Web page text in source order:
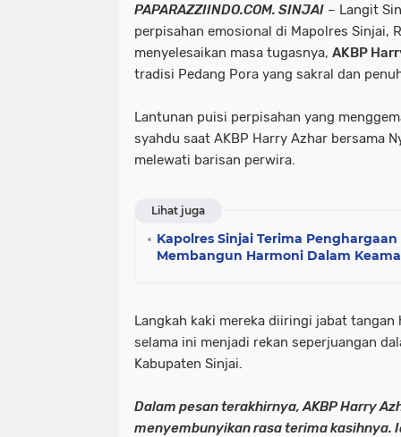
PAPARAZZIINDO.COM. ​SINJAI – Langit
perpisahan emosional di Mapolres Sinjai,
menyelesaikan masa tugasnya, AKBP
tradisi Pedang Pora yang sakral dan
​Lantunan puisi perpisahan yang
syahdu saat AKBP Harry Azhar bersama
melewati barisan perwira.
Lihat juga
Kapolres Sinjai Terima
Membangun Harmoni Dalam
Langkah kaki mereka diiringi jabat
selama ini menjadi rekan seperjuangan
Kabupaten Sinjai.
​Dalam pesan terakhirnya, AKBP Harry
menyembunyikan rasa terima kasihnya.